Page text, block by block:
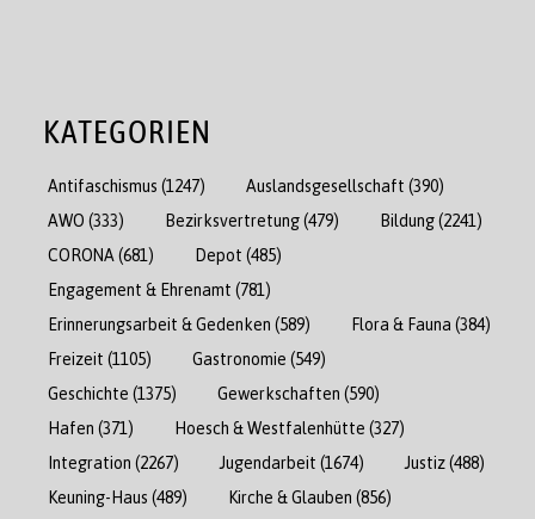
KATEGORIEN
Antifaschismus (1247) Auslandsgesellschaft (390)
AWO (333) Bezirksvertretung(479) Bildung(2241)
CORONA (681) Depot (485)
Engagement & Ehrenamt (781)
Erinnerungsarbeit & Gedenken (589) Flora & Fauna (384)
Freizeit (1105) Gastronomie (549)
Geschichte (1375) Gewerkschaften (590)
Hafen (371) Hoesch & Westfalenhütte (327)
Integration (2267) Jugendarbeit (1674) Justiz(488)
Keuning-Haus (489) Kirche & Glauben (856)